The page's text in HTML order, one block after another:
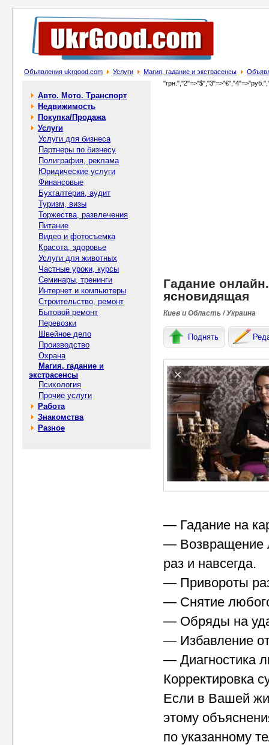
Объявления ukrgood.com Услуги Магия, гадание и экстрасенсы
Авто. Мото. Транспорт
Недвижимость
Покупка/Продажа
Услуги
Услуги для бизнеса
Партнеры по бизнесу
Полиграфия, реклама
Юридические услуги
Финансовые
Бухгалтерия, аудит
Туризм, визы
Торжества, развлечения
Питание
Видео и фотосъемка
Красота, здоровье
Услуги для животных
Частные уроки, курсы
Семинары, тренинги
Интернет и компьютеры
Строительство, ремонт
Бытовой ремонт
Перевозки
Швейное дело
Производство
Охрана
Магия, гадание и
экстрасенсы
Психология
Прочие услуги
Работа
Знакомства
Разное
Гадание
ясновидящая
Киев и Область / Украина
Поднять
— Гадание на
— Возвращение
раз и навсегда.
— Привороты
— Снятие
— Обряды на
— Избавление
— Диагностика
Корректировка
Если в Вашей
этому
по указанному